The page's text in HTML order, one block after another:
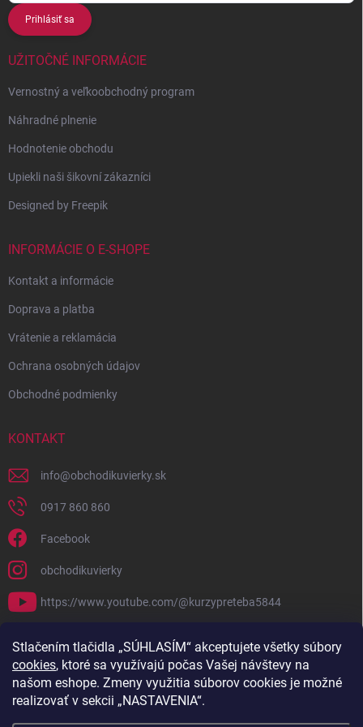
Stlačením tlačidla „SÚHLASÍM“ akceptujete všetky súbory
cookies, ktoré sa využívajú počas Vašej návštevy na
našom eshope. Zmeny využitia súborov cookies je možné
realizovať v sekcii „NASTAVENIA“.
Prihlásiť sa
UŽITOČNÉ INFORMÁCIE
Vernostný a veľkoobchodný program
Náhradné plnenie
Hodnotenie obchodu
Upiekli naši šikovní zákazníci
Designed by Freepik
INFORMÁCIE O E-SHOPE
Kontakt a informácie
Doprava a platba
Vrátenie a reklamácia
Ochrana osobných údajov
Obchodné podmienky
KONTAKT
info@obchodikuvierky.sk
0917 860 860
Facebook
obchodikuvierky
https://www.youtube.com/@kurzypreteba5844
PRIJÍMAME ONLINE PLATBY